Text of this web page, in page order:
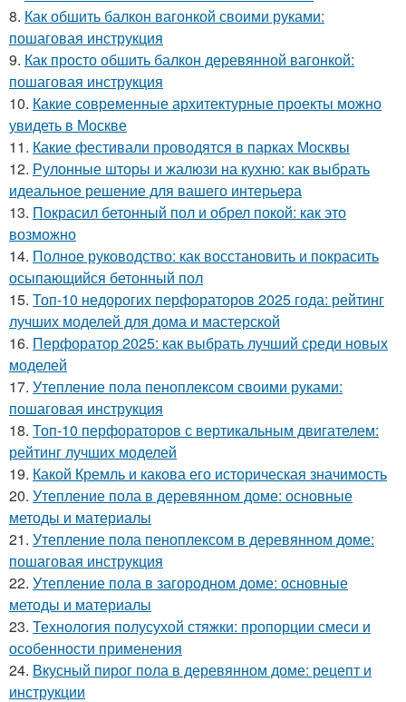
8. Как обшить балкон вагонкой своими руками:
пошаговая инструкция
9. Как просто обшить балкон деревянной вагонкой:
пошаговая инструкция
10. Какие современные архитектурные проекты можно
увидеть в Москве
11. Какие фестивали проводятся в парках Москвы
12. Рулонные шторы и жалюзи на кухню: как выбрать
идеальное решение для вашего интерьера
13. Покрасил бетонный пол и обрел покой: как это
возможно
14. Полное руководство: как восстановить и покрасить
осыпающийся бетонный пол
15. Топ-10 недорогих перфораторов 2025 года: рейтинг
лучших моделей для дома и мастерской
16. Перфоратор 2025: как выбрать лучший среди новых
моделей
17. Утепление пола пеноплексом своими руками:
пошаговая инструкция
18. Топ-10 перфораторов с вертикальным двигателем:
рейтинг лучших моделей
19. Какой Кремль и какова его историческая значимость
20. Утепление пола в деревянном доме: основные
методы и материалы
21. Утепление пола пеноплексом в деревянном доме:
пошаговая инструкция
22. Утепление пола в загородном доме: основные
методы и материалы
23. Технология полусухой стяжки: пропорции смеси и
особенности применения
24. Вкусный пирог пола в деревянном доме: рецепт и
инструкции